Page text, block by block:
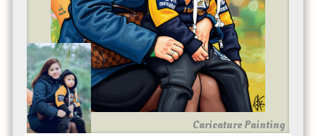
Caricature Painting